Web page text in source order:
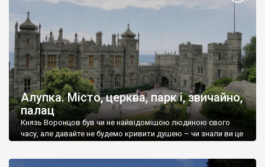
Алупка. Місто, церква, парк і, звичайно,
палац
Князь Воронцов був чи не найвідомішою людиною свого
часу, але давайте не будемо кривити душею – чи знали ви це